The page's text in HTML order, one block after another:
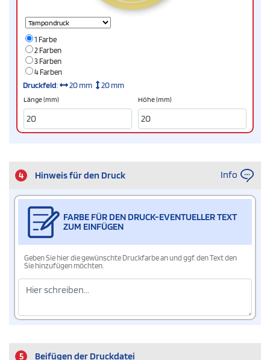
1 Farbe
2 Farben
3 Farben
4 Farben
Druckfeld: 20 mm 20 mm
Länge (mm) Höhe (mm)
4 Hinweis für den Druck Info
FARBE FÜR DEN DRUCK-EVENTUELLER TEXT
ZUM EINFÜGEN
Geben Sie hier die gewünschte Druckfarbe an und ggf. den Text den
Sie hinzufügen möchten.
5 Beifügen der Druckdatei